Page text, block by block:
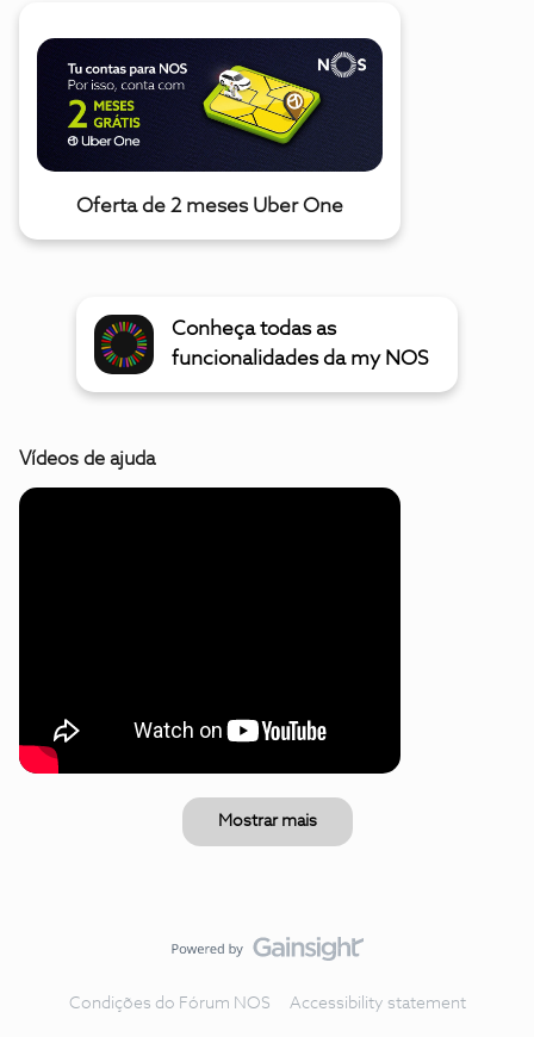
Oferta de 2 meses Uber One
Conheça todas as
funcionalidades da my NOS
Vídeos de ajuda
Mostrar mais
Condições do Fórum NOS Accessibility statement